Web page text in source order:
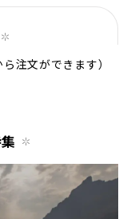
ら注文ができます）